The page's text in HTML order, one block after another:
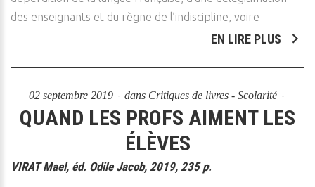
des enseignants et du règne de l’indiscipline, voire
EN LIRE PLUS
02 septembre 2019 dans Critiques de livres - Scolarité
QUAND LES PROFS AIMENT LES
ÉLÈVES
VIRAT Mael, éd. Odile Jacob, 2019, 235 p.